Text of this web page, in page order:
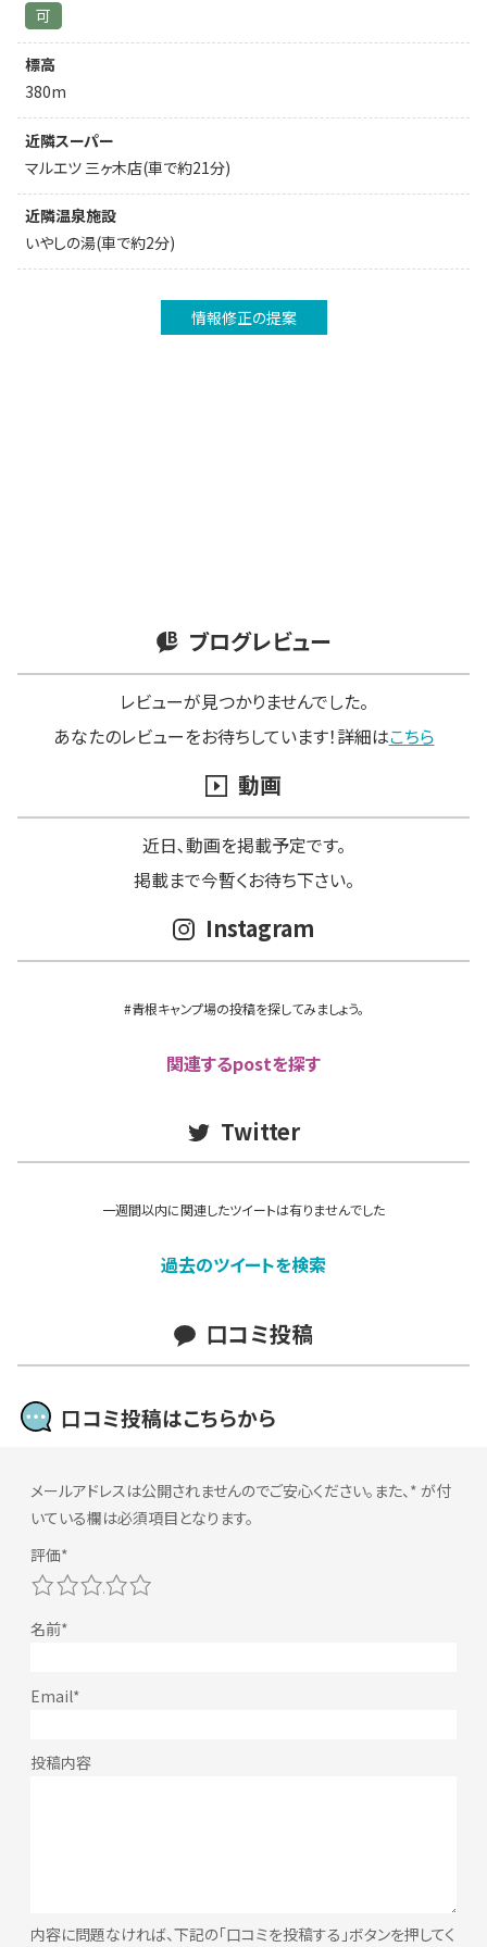
可
標高
380m
近隣スーパー
マルエツ 三ヶ木店(車で約21分)
近隣温泉施設
いやしの湯(車で約2分)
情報修正の提案
ブログレビュー
レビューが見つかりませんでした。
あなたのレビューをお待ちしています！詳細はこちら
動画
近日､動画を掲載予定です。
掲載まで今暫くお待ち下さい。
Instagram
#青根キャンプ場の投稿を探してみましょう。
関連するpostを探す
Twitter
一週間以内に関連したツイートは有りませんでした
過去のツイートを検索
口コミ投稿
口コミ投稿はこちらから
メールアドレスは公開されませんのでご安心ください。また、 * が付
いている欄は必須項目となります。
内容に問題なければ、下記の「口コミを投稿する」ボタンを押してく
5
4
3
2